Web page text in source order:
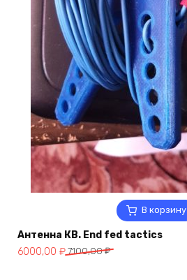
В корзину
Антенна КВ. End fed tactics
7100,00₽
Первоначальная
6000,00 ₽
Текущая